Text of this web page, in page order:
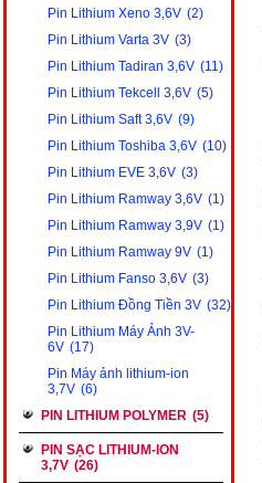
Pin Lithium Xeno 3,6V (2)
Pin Lithium Varta 3V (3)
Pin Lithium Tadiran 3,6V (11)
Pin Lithium Tekcell 3,6V (5)
Pin Lithium Saft 3,6V (9)
Pin Lithium Toshiba 3,6V (10)
Pin Lithium EVE 3,6V (3)
Pin Lithium Ramway 3,6V (1)
Pin Lithium Ramway 3,9V (1)
Pin Lithium Ramway 9V (1)
Pin Lithium Fanso 3,6V (3)
Pin Lithium Đồng Tiền 3V (32)
Pin Lithium Máy Ảnh 3V-
6V (17)
Pin Máy ảnh lithium-ion
3,7V (6)
PIN LITHIUM POLYMER (5)
PIN SẠC LITHIUM-ION
3,7V (26)